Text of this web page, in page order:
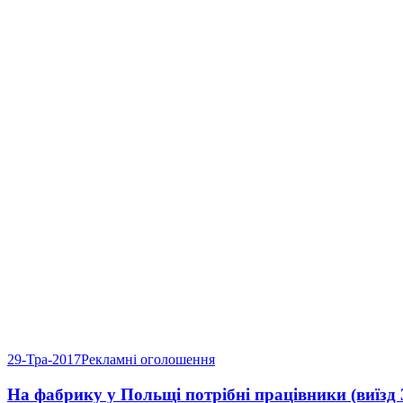
29-Тра-2017Рекламні оголошення
На фабрику у Польщі потрібні працівники (виїзд